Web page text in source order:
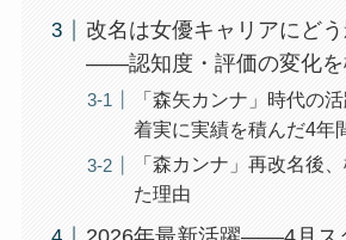
改名は女優キャリアにどう
——認知度・評価の変化を
「森矢カンナ」時代の
着実に実績を積んだ4年
「森カンナ」再改名後
た理由